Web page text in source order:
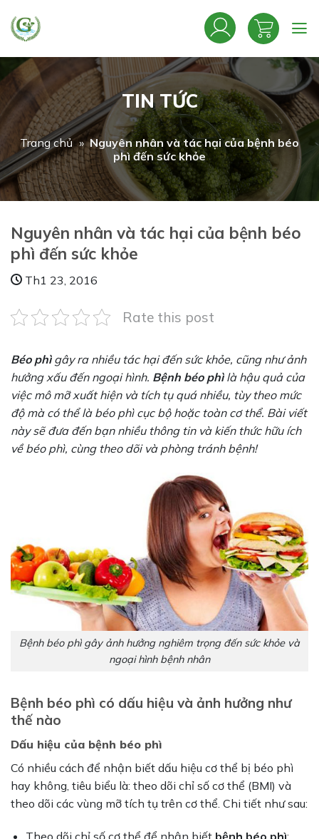
qua
dung
TIN TỨC
Trang chủ » Nguyên nhân và tác hại của bệnh béo
phì đến sức khỏe
Nguyên nhân và tác hại của bệnh béo
phì đến sức khỏe
Th1 23, 2016
Rate this post
Béo phìgây ra nhiều tác hại đến sức khỏe, cũng như ảnh
hưởng xấu đến ngoại hình. Bệnh béo phì là hậu quả của
việc mô mỡ xuất hiện và tích tụ quá nhiều, tùy theo mức
độ mà có thể là béo phì cục bộ hoặc toàn cơ thể. Bài viết
này sẽ đưa đến bạn nhiều thông tin và kiến thức hữu ích
về béo phì, cùng theo dõi và phòng tránh bệnh!
Bệnh béo phì gây ảnh hưởng nghiêm trọng đến sức khỏe và
ngoại hình bệnh nhân
Bệnh béo phì có dấu hiệu và ảnh hưởng như
thế nào
Dấu hiệu của bệnh béo phì
Có nhiều cách để nhận biết dấu hiệu cơ thể bị béo phì
hay không, tiêu biểu là: theo dõi chỉ số cơ thể (BMI) và
theo dõi các vùng mỡ tích tụ trên cơ thể. Chi tiết như sau:
Theo dõi chỉ số cơ thể để nhận biết bệnh béo phì: